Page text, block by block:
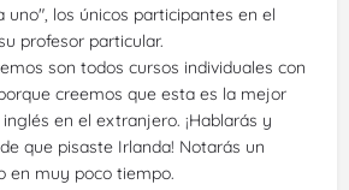
uno", los únicos participantes en el
profesor particular.
son todos cursos individuales con
creemos que esta es la mejor
en el extranjero. ¡Hablarás y
que pisaste Irlanda! Notarás un
en muy poco tiempo.